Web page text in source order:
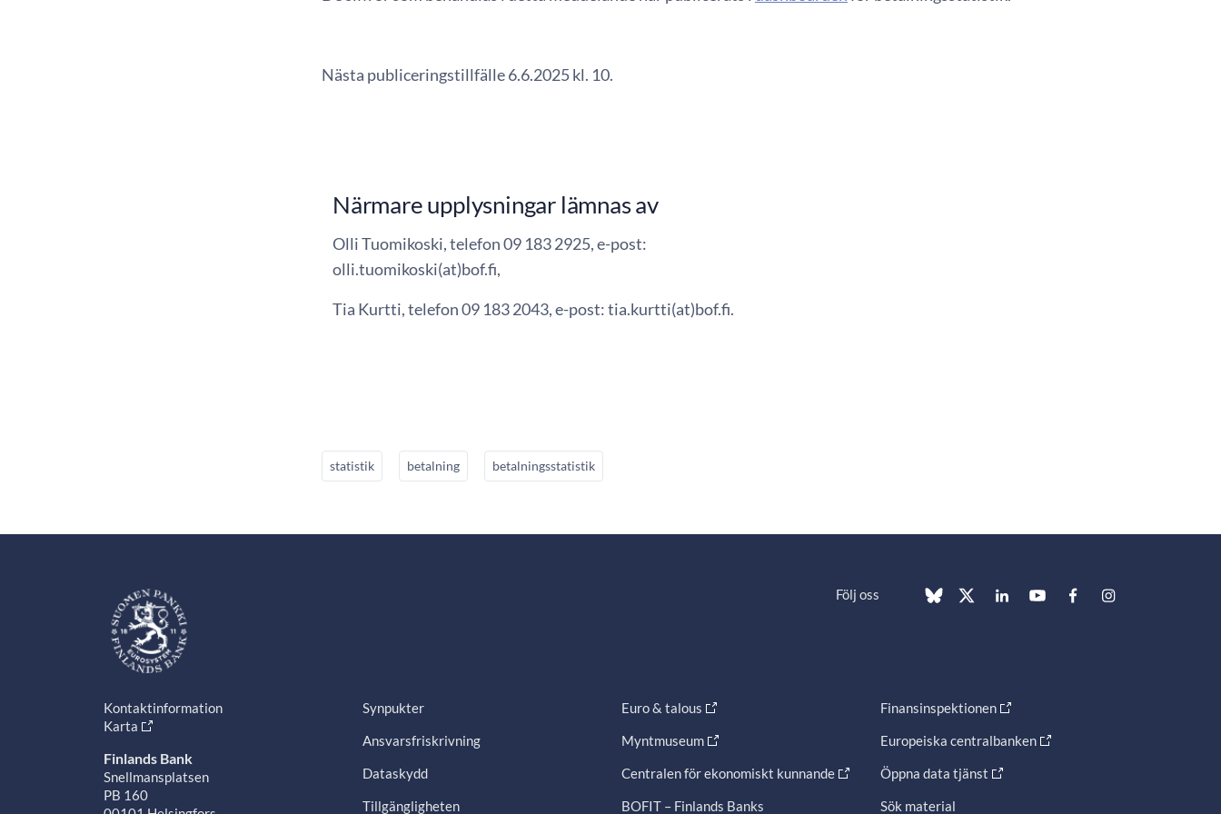
Nästa publiceringstillfälle 6.6.2025 kl. 10.
Närmare upplysningar lämnas av
Olli Tuomikoski, telefon 09 183 2925, e-post:
olli.tuomikoski(at)bof.fi,
Tia Kurtti, telefon 09 183 2043, e-post: tia.kurtti(at)bof.fi.
statistik betalning betalningsstatistik
Följ oss
Kontaktinformation
Karta
Finlands Bank
Snellmansplatsen
PB 160
Synpukter
Ansvarsfriskrivning
Dataskydd
Tillgängligheten
Euro & talous
Myntmuseum
Centralen för ekonomiskt kunnande
BOFIT – Finlands Banks
Finansinspektionen
Europeiska centralbanken
Öppna data tjänst
Sök material